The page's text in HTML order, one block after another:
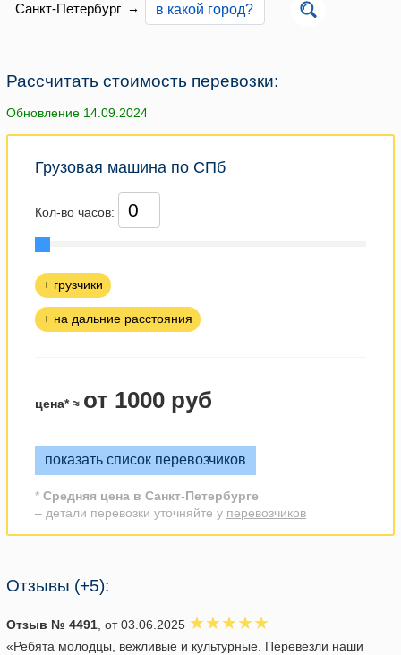
Санкт-Петербург →
Рассчитать стоимость перевозки:
Обновление 14.09.2024
Грузовая машина по СПб
Кол-во часов:
+ грузчики
+ на дальние расстояния
цена* ≈ от 1000 руб
показать список перевозчиков
* Средняя цена в Санкт-Петербурге
– детали перевозки уточняйте у перевозчиков
Отзывы (+5):
Отзыв № 4491, от 03.06.2025
«Ребята молодцы, вежливые и культурные. Перевезли наши